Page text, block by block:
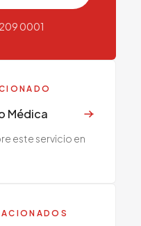
0001
Médica
este servicio en